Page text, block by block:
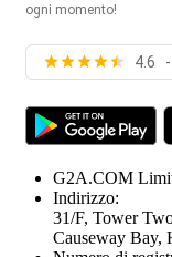
ogni momento!
4.6 -
G2A.COM
Indirizzo:
31/F, Tower
Causeway Bay,